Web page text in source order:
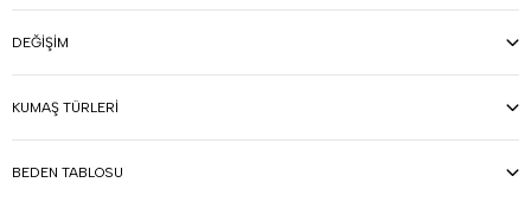
DEĞIŞIM
KUMAŞ TÜRLERI
BEDEN TABLOSU